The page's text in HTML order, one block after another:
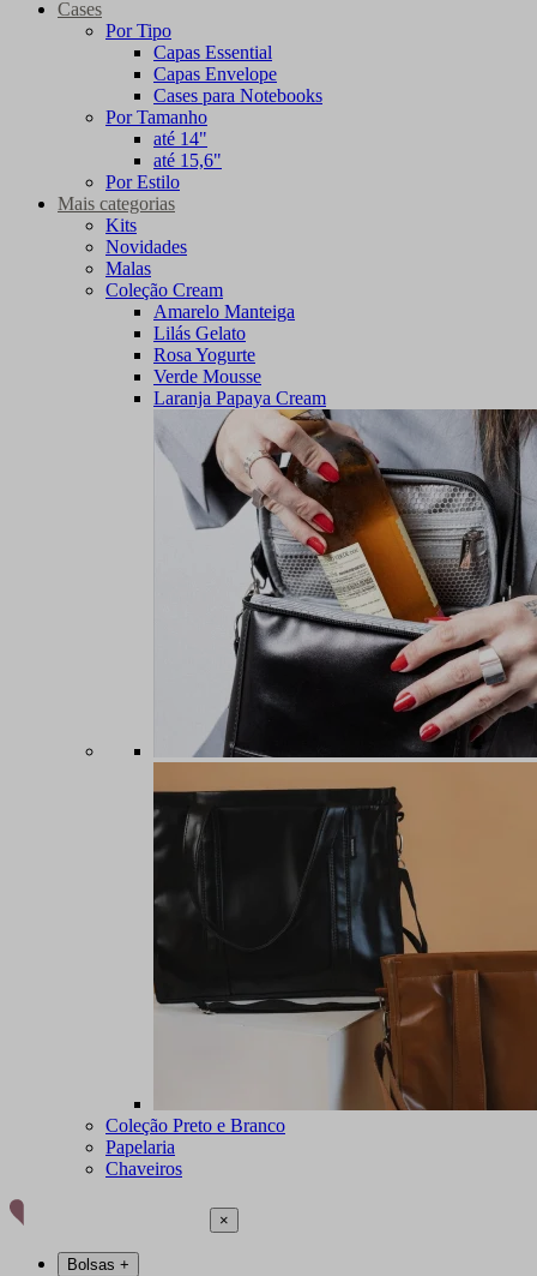
Cases
Por Tipo
Capas Essential
Capas Envelope
Cases para Notebooks
Por Tamanho
até 14"
até 15,6"
Por Estilo
Mais categorias
Kits
Novidades
Malas
Coleção Cream
Amarelo Manteiga
Lilás Gelato
Rosa Yogurte
Verde Mousse
Laranja Papaya Cream
Coleção Preto e Branco
Papelaria
Chaveiros
×
Bolsas +